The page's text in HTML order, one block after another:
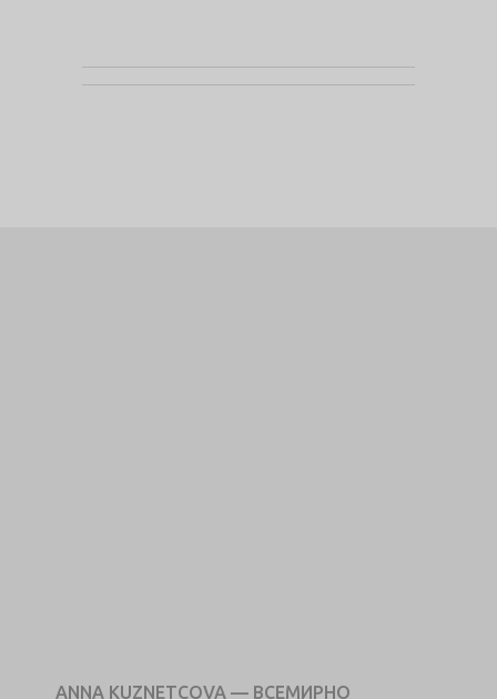
ANNA KUZNETCOVA — ВСЕМИРНО